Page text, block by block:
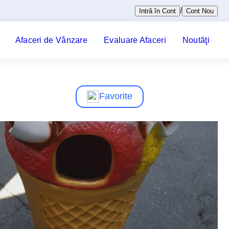
Intră în Cont / Cont Nou
Afaceri de Vânzare Evaluare Afaceri Noutăţi
Favorite